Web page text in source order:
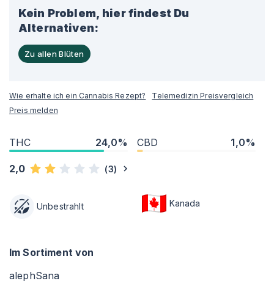
Kein Problem, hier findest Du
Alternativen:
Zu allen Blüten
Wie erhalte ich ein Cannabis Rezept?
Telemedizin Preisvergleich
Preis melden
THC 24,0% CBD 1,0%
2,0 (3)
Unbestrahlt Kanada
Im Sortiment von
alephSana